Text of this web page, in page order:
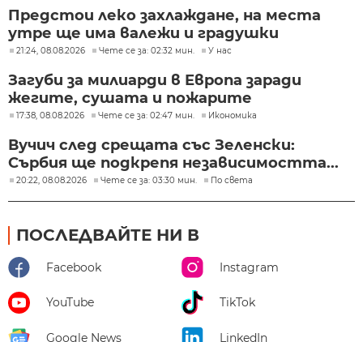
Предстои леко захлаждане, на места
утре ще има валежи и градушки
21:24, 08.08.2026 Чете се за: 02:32 мин. У нас
Загуби за милиарди в Европа заради
жегите, сушата и пожарите
17:38, 08.08.2026 Чете се за: 02:47 мин. Икономика
Вучич след срещата със Зеленски:
Сърбия ще подкрепя независимостта...
20:22, 08.08.2026 Чете се за: 03:30 мин. По света
ПОСЛЕДВАЙТЕ НИ В
Facebook Instagram
YouTube TikTok
Google News LinkedIn